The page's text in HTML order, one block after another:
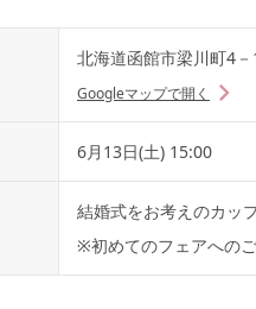
北海道函館市梁川町4－
Googleマップで開く
6月13日(土) 15:00
結婚式をお考えのカッ
※初めてのフェアへの